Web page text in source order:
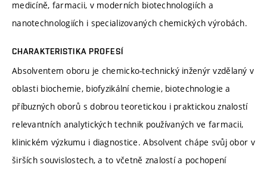
medicíně, farmacii, v moderních biotechnologiích a
nanotechnologiích i specializovaných chemických výrobách.
CHARAKTERISTIKA PROFESÍ
Absolventem oboru je chemicko-technický inženýr vzdělaný v
oblasti biochemie, biofyzikální chemie, biotechnologie a
příbuzných oborů s dobrou teoretickou i praktickou znalostí
relevantních analytických technik používaných ve farmacii,
klinickém výzkumu i diagnostice. Absolvent chápe svůj obor v
širších souvislostech, a to včetně znalostí a pochopení